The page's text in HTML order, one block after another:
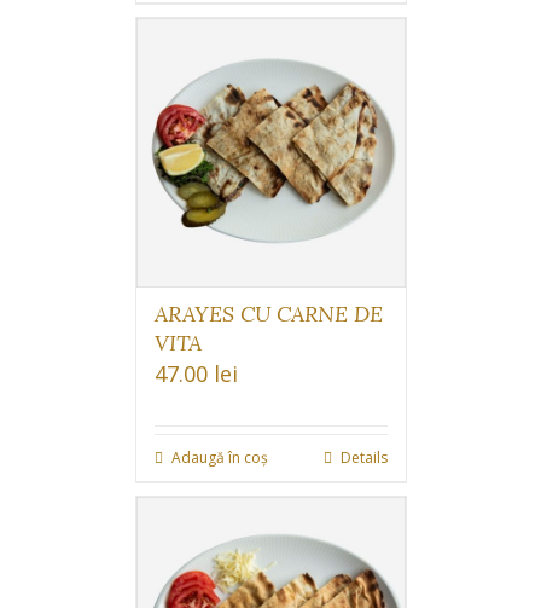
ARAYES CU CARNE DE
VITA
47.00 lei
Adaugă în coș Details